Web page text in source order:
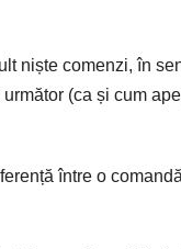
niște comenzi, în
(ca și cum
între o